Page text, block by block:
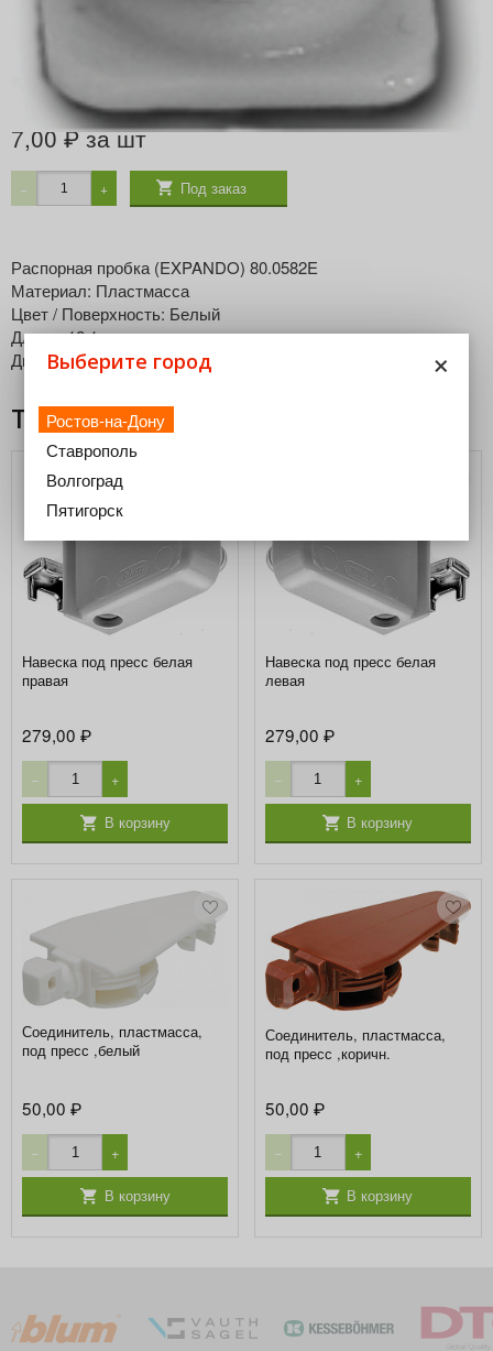
Артикул
ЦВЕТ
7,00₽за шт
− + Под заказ
Распорная пробка (EXPANDO) 80.0582E
Материал: Пластмасса
Цвет / Поверхность: Белый
Длина: 12.1 мм
Диаметр отверстия: 8 мм
Товары из этой категории
Навеска под пресс белая
правая
279,00₽
− +
В корзину
Навеска под пресс белая
левая
279,00 ₽
− +
В корзину
Соединитель, пластмасса,
под пресс ,белый
50,00₽
− +
В корзину
Соединитель, пластмасса,
под пресс ,коричн.
50,00 ₽
− +
В корзину
×
Выберите город
Ростов-на-Дону
Ставрополь
Волгоград
Пятигорск